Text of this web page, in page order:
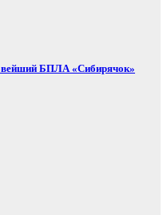
БПЛА «Сибирячок»